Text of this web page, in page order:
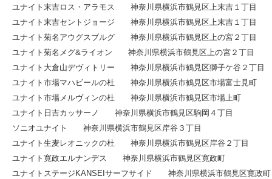
ユナイト末吉ロス・アラモス 神奈川県横浜市鶴見区上末吉１丁目
ユナイト末吉セントジョージ 神奈川県横浜市鶴見区上末吉１丁目
ユナイト菊名アウグスブルグ 神奈川県横浜市鶴見区上の宮２丁目
ユナイト菊名メグ&ライオン 神奈川県横浜市鶴見区上の宮２丁目
ユナイト大倉山デヴィトリー 神奈川県横浜市鶴見区獅子ケ谷２丁目
ユナイト市場マハビールの杜 神奈川県横浜市鶴見区市場富士見町
ユナイト市場メルヴィンの杜 神奈川県横浜市鶴見区市場上町
ユナイト日吉カッサーノ 神奈川県横浜市鶴見区駒岡４丁目
ソニオユナイト 神奈川県横浜市鶴見区岸谷３丁目
ユナイト生麦レオニックの杜 神奈川県横浜市鶴見区岸谷２丁目
ユナイト寛政エルナンデス 神奈川県横浜市鶴見区寛政町
ユナイトステージKANSEIサーフサイド 神奈川県横浜市鶴見区寛政町